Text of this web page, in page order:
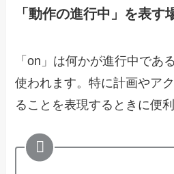
「動作の進行中」を表す
「on」は何かが進行中であ
使われます。特に計画やア
ることを表現するときに便利